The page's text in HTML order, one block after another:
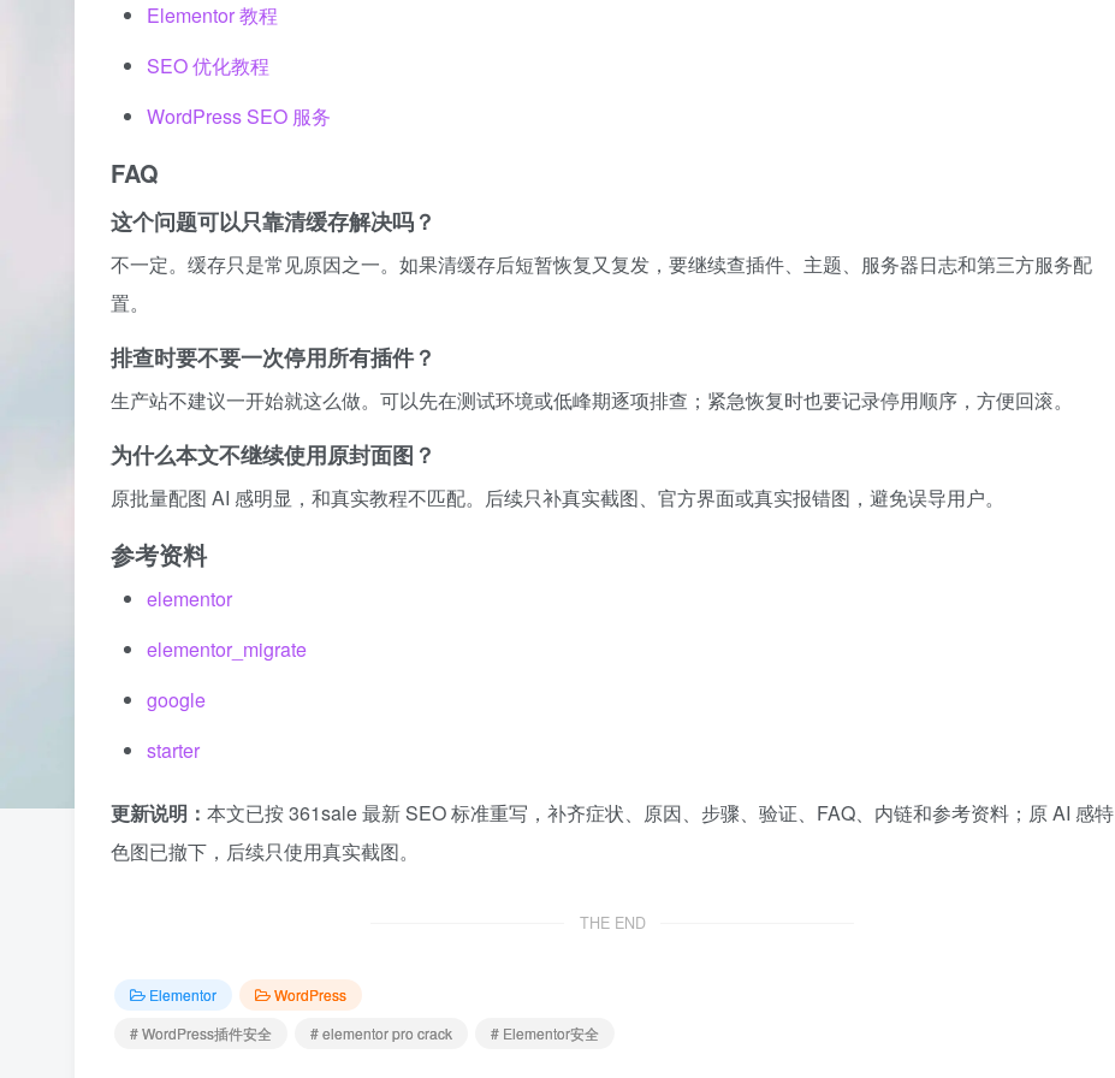
Elementor 教程
SEO 优化教程
WordPress SEO 服务
FAQ
这个问题可以只靠清缓存解决吗？
不一定。缓存只是常见原因之一。如果清缓存后短暂恢复又复发，要继续查插件、主题、服务器日志和第三方服务配
置。
排查时要不要一次停用所有插件？
生产站不建议一开始就这么做。可以先在测试环境或低峰期逐项排查；紧急恢复时也要记录停用顺序，方便回滚。
为什么本文不继续使用原封面图？
原批量配图 AI 感明显，和真实教程不匹配。后续只补真实截图、官方界面或真实报错图，避免误导用户。
参考资料
elementor
elementor_migrate
google
starter
更新说明： 本文已按 361sale 最新 SEO 标准重写，补齐症状、原因、步骤、验证、FAQ、内链和参考资料；原 AI 感特
色图已撤下，后续只使用真实截图。
THE END
Elementor
WordPress
# WordPress插件安全
# elementor pro crack # Elementor安全